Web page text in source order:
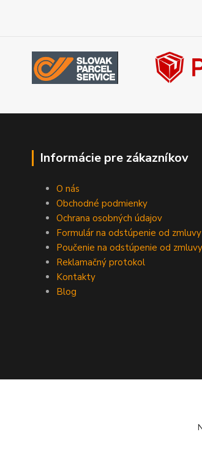
Informácie pre zákazníkov
O nás
Obchodné podmienky
Ochrana osobných údajov
Formulár na odstúpenie od zmluvy
Poučenie na odstúpenie od zmluvy
Reklamačný protokol
Kontakty
Blog